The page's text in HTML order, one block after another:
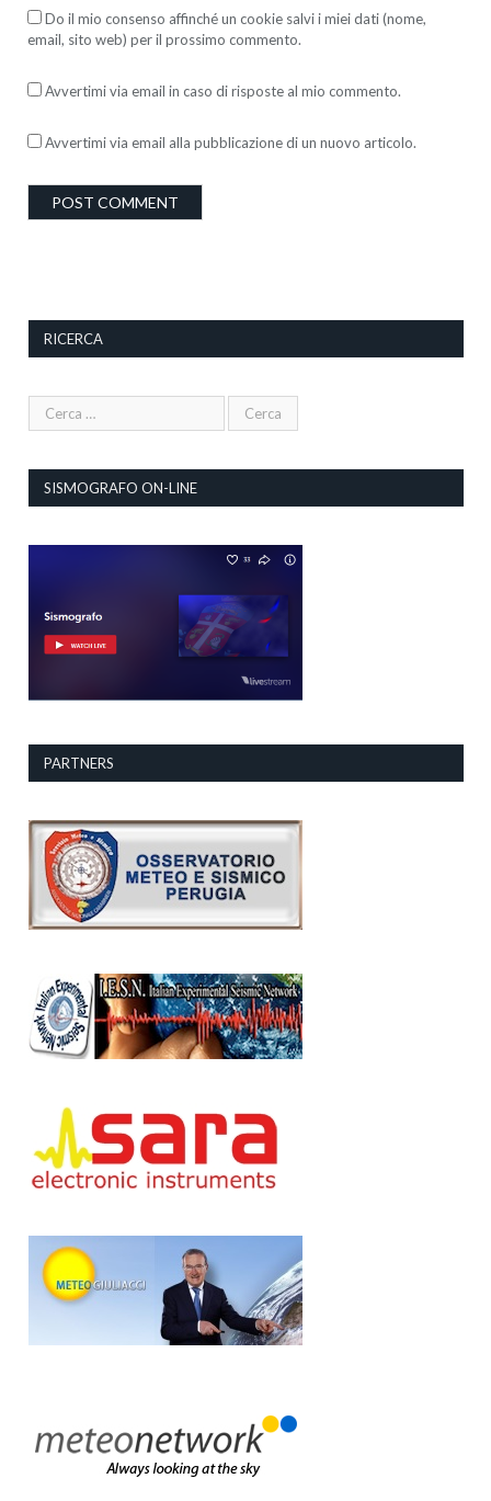
Do il mio consenso affinché un cookie salvi i miei dati (nome,
email, sito web) per il prossimo commento.
Avvertimi via email in caso di risposte al mio commento.
Avvertimi via email alla pubblicazione di un nuovo articolo.
RICERCA
SISMOGRAFO ON-LINE
PARTNERS